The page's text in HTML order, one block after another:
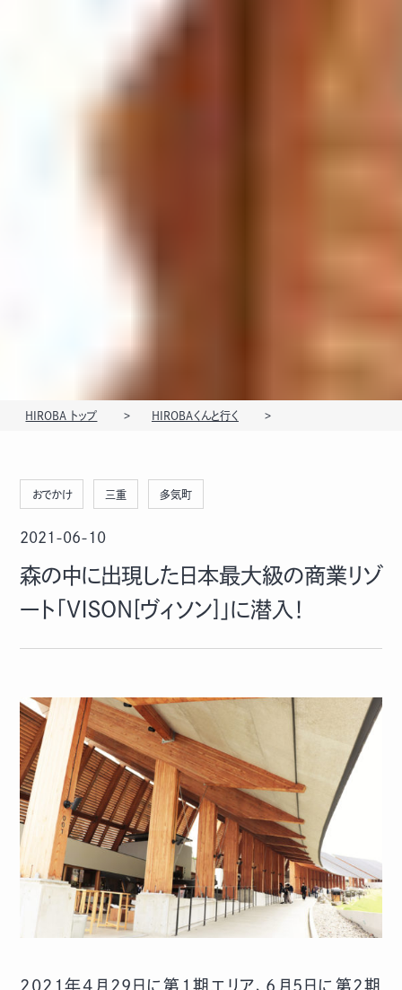
HIROBA トップ HIROBAくんと行く
おでかけ 三重 多気町
2021-06-10
森の中に出現した日本最大級の商業リゾ
ート「ＶＩＳＯＮ[ヴィソン]」に潜入！
2021年4月29日に第1期エリア、6月5日に第2期